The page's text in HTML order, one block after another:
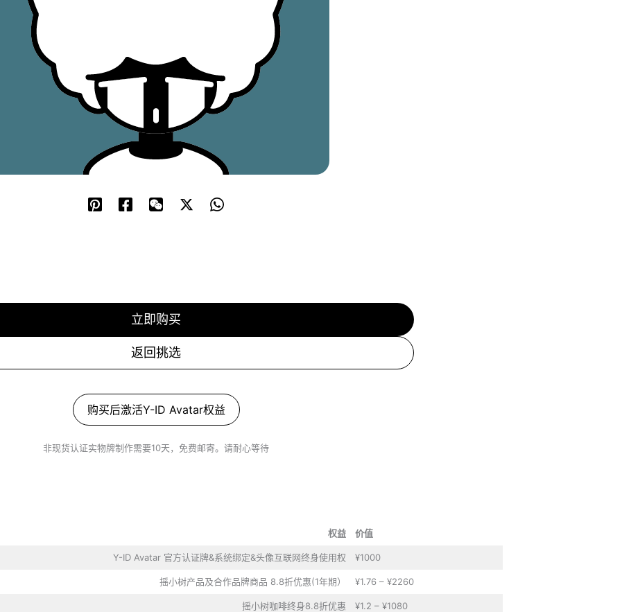
立即购买
返回挑选
购买后激活Y-ID Avatar权益
非现货认证实物牌制作需要10天，免费邮寄。请耐心等待
权益 价值
Y-ID Avatar 官方认证牌&系统绑定&头像互联网终身使用权 ¥1000
摇小树产品及合作品牌商品 8.8折优惠(1年期） ¥1.76 – ¥2260
摇小树咖啡终身8.8折优惠 ¥1.2 – ¥1080